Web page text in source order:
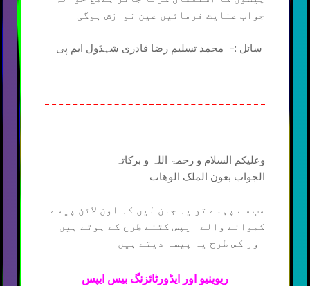
جواب عنایت فرمائیں عین نوازش ہوگی
سائل :- محمد تسلیم رضا قادری شہڈول ایم پی
وعلیکم السلام و رحمۃ اللہ و برکاتہ
الجواب بعون الملک الوھاب
سب سے پہلے تو یہ جان لیں کہ اون لائن پیسے
کموانے والے ایپس کتنے طرح کے ہوتے ہیں
اور کس طرح یہ پیسہ دیتے ہیں
ریوینیو اور ایڈورٹائزنگ بیس ایپس